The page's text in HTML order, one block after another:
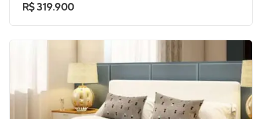
R$ 319.900